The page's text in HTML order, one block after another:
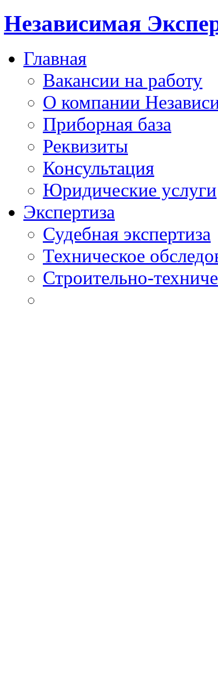
Независимая
Главная
Вакансии на работу
О компании
Приборная база
Реквизиты
Консультация
Юридические услуги
Экспертиза
Судебная экспертиза
Техническое
Строительно-